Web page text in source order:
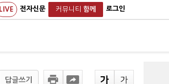
LIVE 전자신문 커뮤니티 함께 로그인
답글쓰기